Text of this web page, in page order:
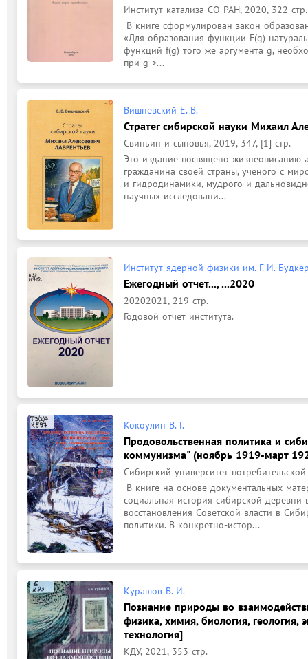
Институт катализа СО РАН, 2020, 322 стр.
«Для образования функции F(g)
функций f(g) того же аргумента g,
при g >...
Вишневский Е. В.
Стратег сибирской науки Михаил
Свиньин и сыновья, 2019, 347, [1] стр.
Это издание посвящено жизнеописанию
гражданина своей страны, учёного с
и гидродинамики, мудрого и
научных исследовани...
Институт ядерной физики им. Г. И.
Ежегодный отчет..., ...2020
20202021, 219 стр.
Годовой отчет института.
Кокоулин В. Г.
Продовольственная политика и
коммунизма" (ноябрь 1919-март
Сибирский университет
социальная история сибирской
восстановления Советской власти в
политики. В конкретно-истор...
Курашов В. И.
Познание природы во
физика, химия, биология, геология,
технология]
КДУ, 2021, 353 стр.